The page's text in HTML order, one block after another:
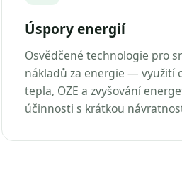
Úspory energií
Osvědčené technologie pro
nákladů za energie — využití
tepla, OZE a zvyšování
účinnosti s krátkou